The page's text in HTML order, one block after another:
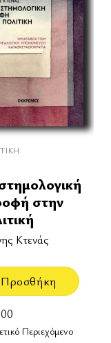
στην
Κτενάς
Προσθήκη
Περιεχόμενο